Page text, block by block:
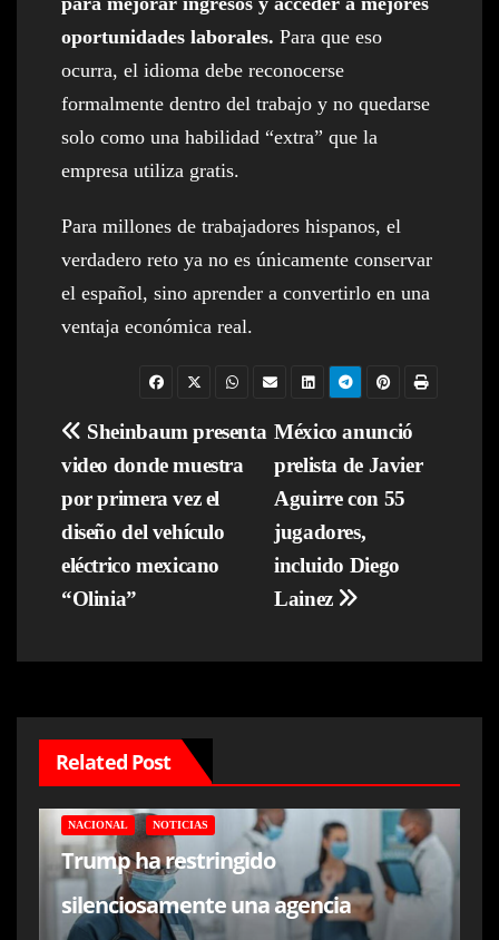
oportunidades laborales. Para que eso
ocurra, el idioma debe reconocerse
formalmente dentro del trabajo y no quedarse
solo como una habilidad “extra” que la
empresa utiliza gratis.
Para millones de trabajadores hispanos, el
verdadero reto ya no es únicamente conservar
el español, sino aprender a convertirlo en una
ventaja económica real.
Navegación
de
entradas
México anunció
prelista de Javier
Aguirre con 55
jugadores,
incluido Diego
Lainez
Sheinbaum presenta
video donde muestra
por primera vez el
diseño del vehículo
eléctrico mexicano
“Olinia”
Related Post
NACIONAL NOTICIAS
Trump ha restringido
silenciosamente una agencia